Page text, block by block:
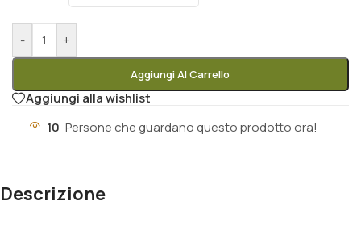
- +
Aggiungi Al Carrello
Aggiungi alla wishlist
10 Persone che guardano questo prodotto ora!
Descrizione